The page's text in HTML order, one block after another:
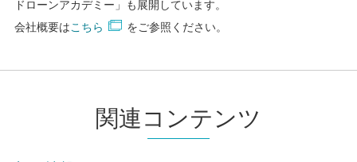
ドローンアカデミー」も展開しています。
会社概要はこちら をご参照ください。
関連コンテンツ